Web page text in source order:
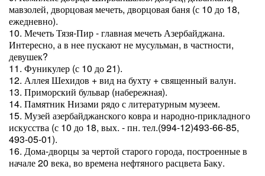
мавзолей, дворцовая мечеть, дворцовая баня (с 10 до 18,
ежедневно).
10. Мечеть Тязя-Пир - главная мечеть Азербайджана.
Интересно, а в нее пускают не мусульман, в частности,
девушек?
11. Фуникулер (с 10 до 21).
12. Аллея Шехидов + вид на бухту + священный валун.
13. Приморский бульвар (набережная).
14. Памятник Низами рядо с литературным музеем.
15. Музей азербайджанского ковра и народно-прикладного
искусства (с 10 до 18, вых. - пн. тел.(994-12)493-66-85,
493-05-01).
16. Дома-дворцы за чертой старого города, построенные в
начале 20 века, во времена нефтяного расцвета Баку.